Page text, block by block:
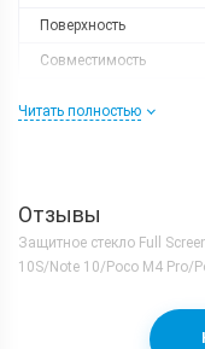
Поверхность
Совместимость
Читать полностью
Отзывы
Защитное стекло Full
10S/Note 10/Poco M4 Pro/